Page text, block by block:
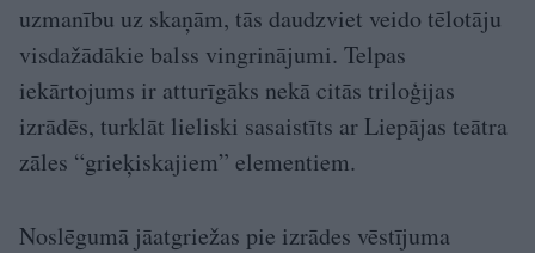
uzmanību uz skaņām, tās daudzviet veido tēlotāju
visdažādākie balss vingrinājumi. Telpas
iekārtojums ir atturīgāks nekā citās triloģijas
izrādēs, turklāt lieliski sasaistīts ar Liepājas teātra
zāles “grieķiskajiem” elementiem.
Noslēgumā jāatgriežas pie izrādes vēstījuma